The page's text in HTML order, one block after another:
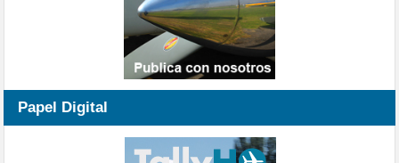
Papel Digital